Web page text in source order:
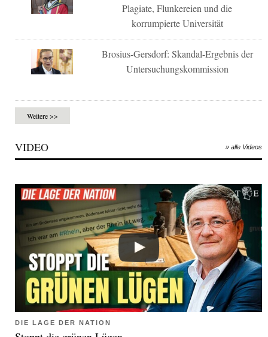
Plagiate, Flunkereien und die
korrumpierte Universität
Brosius-Gersdorf: Skandal-Ergebnis der
Untersuchungskommission
Weitere >>
VIDEO » alle Videos
DIE LAGE DER NATION